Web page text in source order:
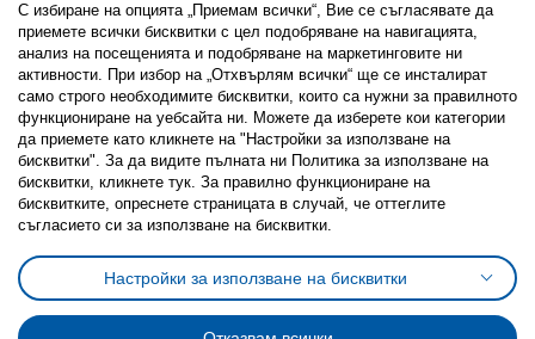
Последвайте ни:
FacebookTwitterYoutubePinterestInstagram
Политика за използване на бисквитки (Cookies)
Избор на настройки за използване на бисквитки
Условия за ползване на ikea.bgОбща политика за личните данни
Политика за защита на личните данни на ikea.bg
Общи условия на програма IKEA Family
С избиране на опцията „Приемам всички“, Вие се съгласявате да
приемете всички бисквитки с цел подобряване на навигацията,
анализ на посещенията и подобряване на маркетинговите ни
активности. При избор на „Отхвърлям всички“ ще се инсталират
само строго необходимитe бисквитки, които са нужни за правилното
функциониране на уебсайта ни. Можете да изберете кои категории
да приемете като кликнете на "Настройки за използване на
бисквитки". За да видите пълната ни Политика за използване на
бисквитки, кликнете тук. За правилно функциониране на
бисквитките, опреснете страницата в случай, че оттеглите
съгласието си за използване на бисквитки.
Настройки за използване на бисквитки